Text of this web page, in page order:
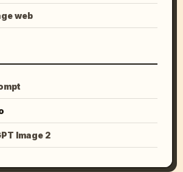
web
Image 2